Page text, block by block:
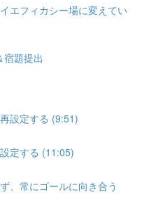
エフィカシー場に変えてい
題提出
設定する (9:51)
定する (11:05)
、常にゴールに向き合う